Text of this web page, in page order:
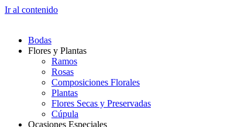
Ir al contenido
Bodas
Flores y Plantas
Ramos
Rosas
Composiciones Florales
Plantas
Flores Secas y Preservadas
Cúpula
Ocasiones Especiales